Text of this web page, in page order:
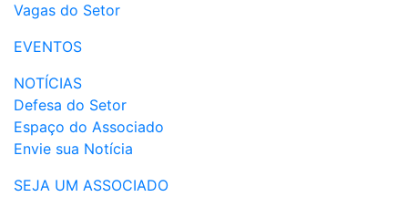
Vagas do Setor
EVENTOS
NOTÍCIAS
Defesa do Setor
Espaço do Associado
Envie sua Notícia
SEJA UM ASSOCIADO